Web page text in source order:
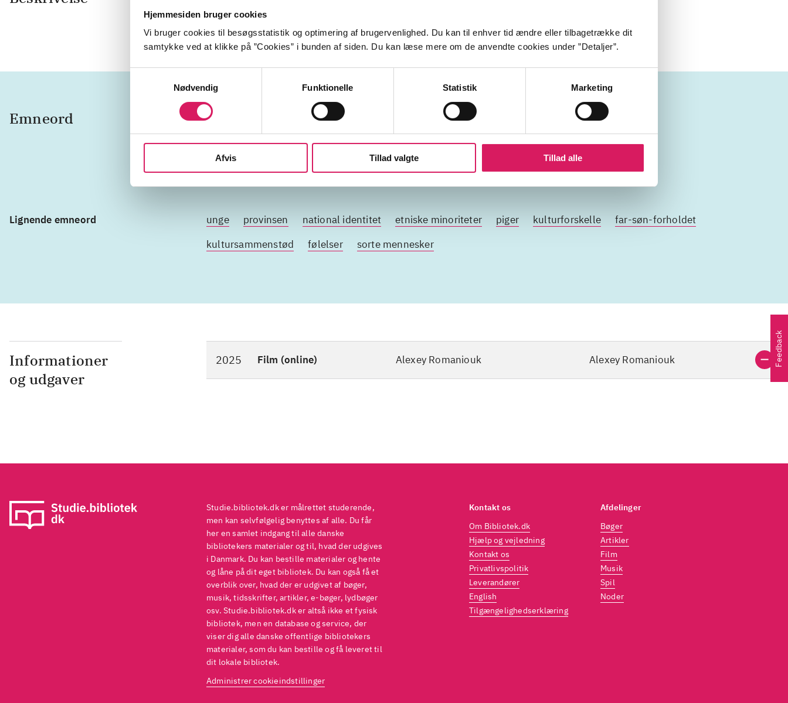
Hjemmesiden bruger cookies
Vi bruger cookies til besøgsstatistik og optimering af brugervenlighed. Du kan til enhver tid ændre eller tilbagetrække dit
samtykke ved at klikke på ”Cookies” i bunden af siden. Du kan læse mere om de anvendte cookies under ”Detaljer”.
Samtykkevalg
Nødvendig
Funktionelle Statistik Marketing
Afvis Tillad valgte Tillad alle
han spørgsmål om sin etniske baggrund, men snart må han beslutte, om han vil
skjule sin egen identitet.
Emneord ansættelsessamtaler etnicitet
etnisk identitet
Danmark
2020'erne
Lignende emneord unge provinsen national identitet etniske minoriteter piger kulturforskelle
far-søn-forholdet
kultursammenstød
følelser sorte mennesker
Informationer
og udgaver
2025 Film (online) Alexey Romaniouk Alexey Romaniouk Feedback
Studie.bibliotek.dk er målrettet studerende,
men kan selvfølgelig benyttes af alle. Du får
her en samlet indgang til alle danske
bibliotekers materialer og til, hvad der udgives
i Danmark. Du kan bestille materialer og hente
og låne på dit eget bibliotek. Du kan også få et
overblik over, hvad der er udgivet af bøger,
musik, tidsskrifter, artikler, e-bøger, lydbøger
osv. Studie.bibliotek.dk er altså ikke et fysisk
bibliotek, men en database og service, der
viser dig alle danske offentlige bibliotekers
materialer, som du kan bestille og få leveret til
dit lokale bibliotek.
Administrer cookieindstillinger
Kontakt os
Om Bibliotek.dk
Hjælp og vejledning
Kontakt os
Privatlivspolitik
Leverandører
English
Tilgængelighedserklæring
Afdelinger
Bøger
Artikler
Film
Musik
Spil
Noder